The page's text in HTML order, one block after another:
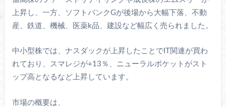
上昇し、一方、ソフトバンクGが後場から大幅下落、不動
産、鉄道、機械、医薬k品、建設など幅広く売られました。
中小型株では、ナスダックが上昇したことでIT関連が買わ
れており、スマレジが+13％、ニューラルポケットがスト
ップ高となるなど上昇しています。
市場の概要は、